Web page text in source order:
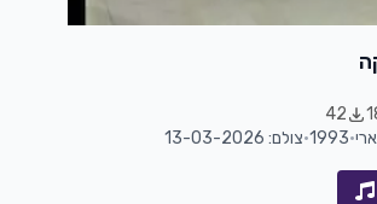
42
•
1993
•צולם: 13-03-2026